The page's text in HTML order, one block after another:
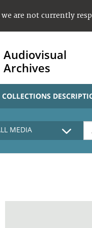
are not currently
Audiovisual
Archives
COLLECTIONS
MEDIA